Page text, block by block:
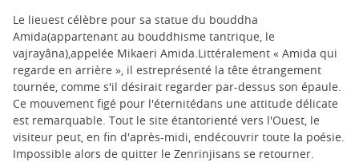
Le lieuest célèbre pour sa statue du bouddha
Amida(appartenant au bouddhisme tantrique, le
vajrayâna),appelée Mikaeri Amida.Littéralement « Amida qui
regarde en arrière », il estreprésenté la tête étrangement
tournée, comme s'il désirait regarder par-dessus son épaule.
Ce mouvement figé pour l'éternitédans une attitude délicate
est remarquable. Tout le site étantorienté vers l'Ouest, le
visiteur peut, en fin d'après-midi, endécouvrir toute la poésie.
Impossible alors de quitter le Zenrinjisans se retourner.